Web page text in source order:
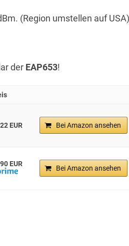
(Region umstellen auf USA)
der EAP653!
EUR Bei Amazon ansehen
EUR
Bei Amazon ansehen